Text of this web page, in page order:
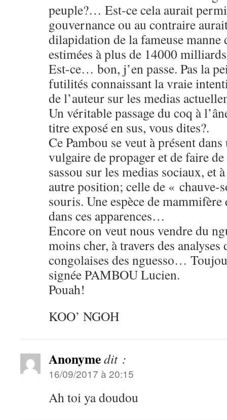
peuple?… Est-ce cela aurait
gouvernance ou au contraire
dilapidation de la fameuse manne
estimées à plus de 14000
Est-ce… bon, j’en passe. Pas la
futilités connaissant la vraie
de l’auteur sur les medias
Un véritable passage du coq à
titre exposé en sus, vous dites?.
Ce Pambou se veut à présent
vulgaire de propager et de faire
sassou sur les medias sociaux, et
autre position; celle de «
souris. Une espèce de
dans ces apparences…
Encore on veut nous vendre du
moins cher, à travers des analyses
congolaises des nguesso…
signée PAMBOU Lucien.
Pouah!
KOO’ NGOH
Anonymedit :
16/09/2017 à 20:15
Ah toi ya doudou